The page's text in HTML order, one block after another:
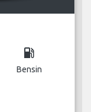
local_gas_station
Bensin